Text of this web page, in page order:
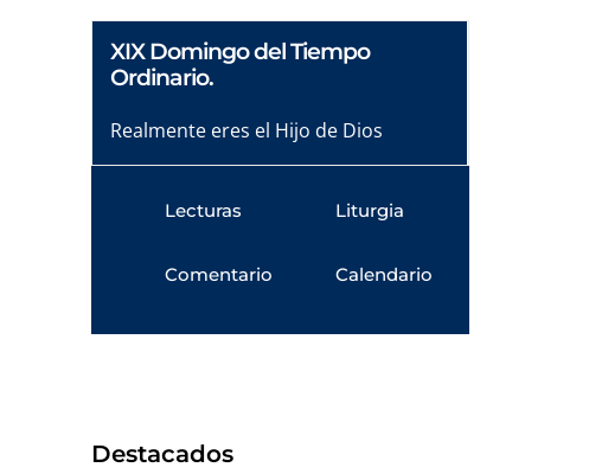
XIX Domingo del Tiempo
Ordinario.
Realmente eres el Hijo de Dios
Lecturas
Comentario
Liturgia
Calendario
Destacados